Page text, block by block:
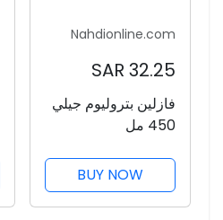
Nahdionline.com
32.25 SAR
فازلين بتروليوم جيلي
450 مل
BUY NOW